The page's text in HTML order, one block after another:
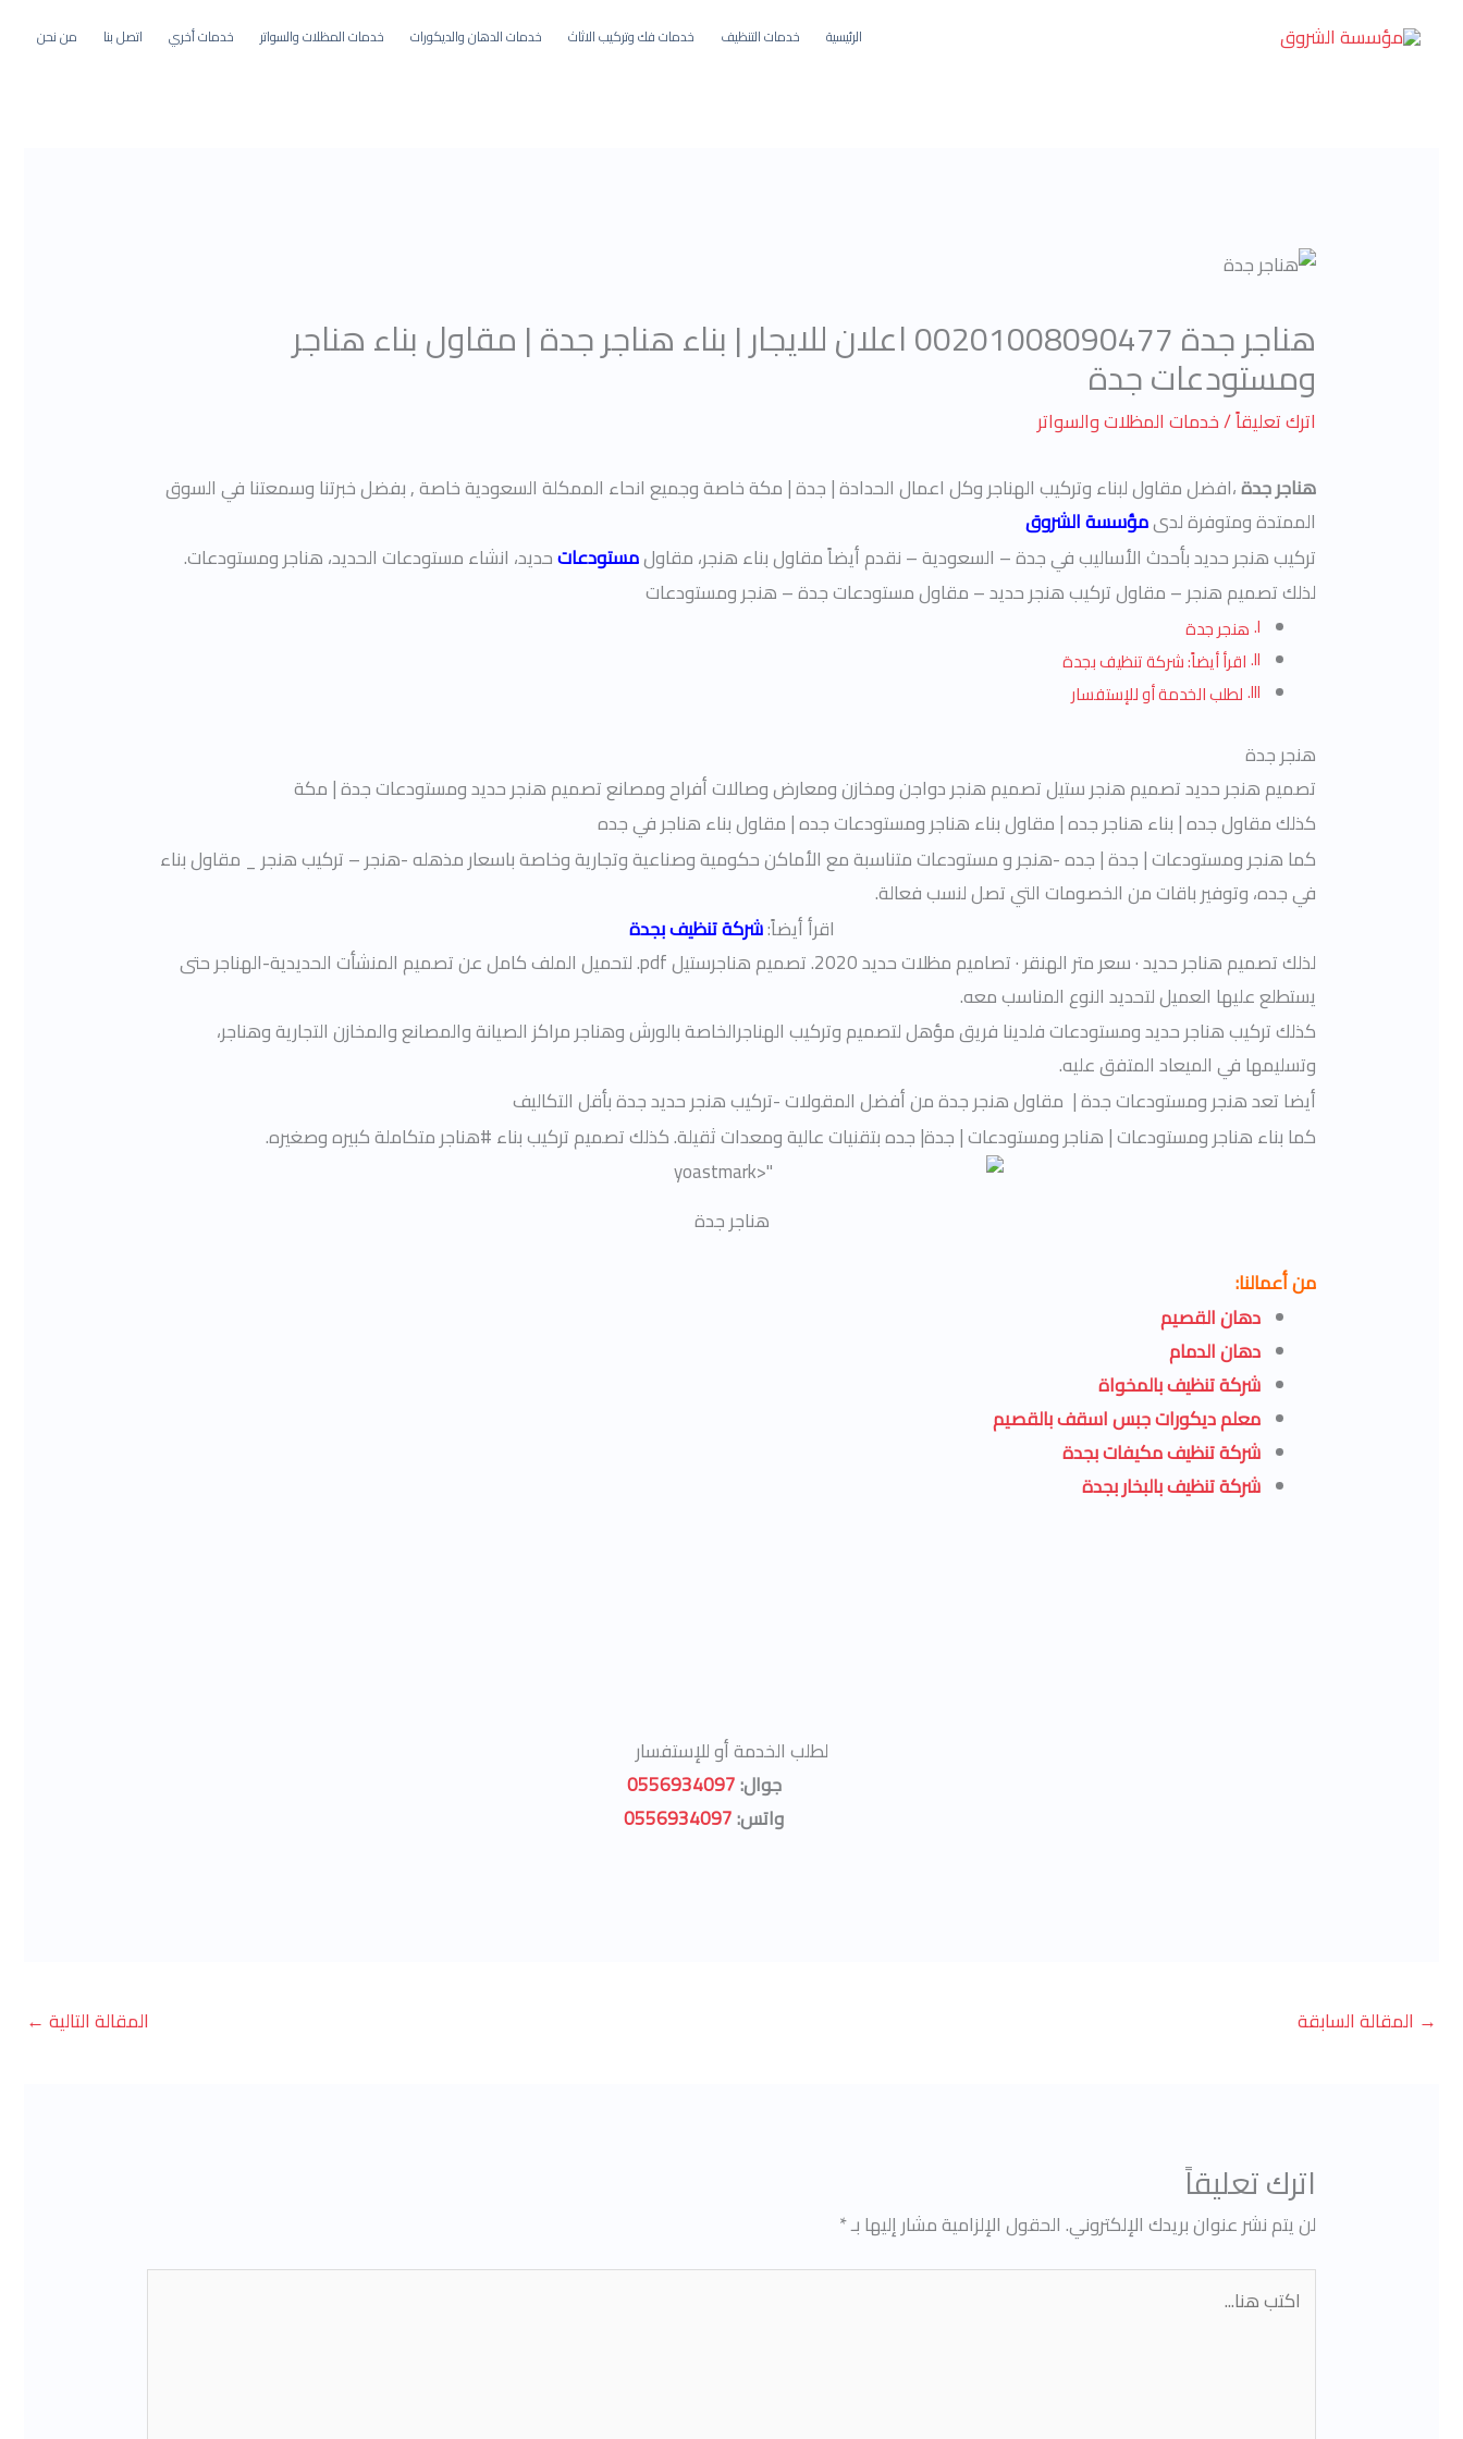
الرئيسية خدمات التنظيف خدمات فك وتركيب الاثاث خدمات الدهان والديكورات خدمات المظلات والسواتر خدمات أخري اتصل بنا من نحن
هناجر جدة 00201008090477 اعلان للايجار | بناء هناجر جدة | مقاول بناء هناجر
ومستودعات جدة
اترك تعليقاً/خدمات المظلات والسواتر
هناجر جدة،افضل مقاول لبناء وتركيب الهناجر وكل اعمال الحدادة | جدة | مكة خاصة وجميع انحاء الممكلة السعودية خاصة , بفضل خبرتنا وسمعتنا في السوق
الممتدة ومتوفرة لدىمؤسسة الشروق
تركيب هنجر حديد بأحدث الأساليب في جدة – السعودية – نقدم أيضاً مقاول بناء هنجر، مقاولمستودعاتحديد، انشاء مستودعات الحديد، هناجر ومستودعات.
لذلك تصميم هنجر – مقاول تركيب هنجر حديد – مقاول مستودعات جدة – هنجر ومستودعات
هنجر جدة
اقرأ أيضاً: شركة تنظيف بجدة
لطلب الخدمة أو للإستفسار
هنجر جدة
تصميم هنجر حديد تصميم هنجر ستيل تصميم هنجر دواجن ومخازن ومعارض وصالات أفراح ومصانع تصميم هنجر حديد ومستودعات جدة | مكة
كذلك مقاول جده | بناء هناجر جده | مقاول بناء هناجر ومستودعات جده | مقاول بناء هناجر في جده
كما هنجر ومستودعات | جدة | جده -هنجر و مستودعات متناسبة مع الأماكن حكومية وصناعية وتجارية وخاصة باسعار مذهله -هنجر – تركيب هنجر _ مقاول بناء
في جده، وتوفير باقات من الخصومات التي تصل لنسب فعالة.
اقرأ أيضاً:شركة تنظيف بجدة
لذلك تصميم هناجر حديد · سعر متر الهنقر · تصاميم مظلات حديد 2020. تصميم هناجرستيل pdf. لتحميل الملف كامل عن تصميم المنشأت الحديدية-الهناجر حتى
يستطلع عليها العميل لتحديد النوع المناسب معه.
كذلك تركيب هناجر حديد ومستودعات فلدينا فريق مؤهل لتصميم وتركيب الهناجرالخاصة بالورش وهناجر مراكز الصيانة والمصانع والمخازن التجارية وهناجر،
وتسليمها في الميعاد المتفق عليه.
أيضا تعد هنجر ومستودعات جدة | مقاول هنجر جدة من أفضل المقولات -تركيب هنجر حديد جدة بأقل التكاليف
كما بناء هناجر ومستودعات | هناجر ومستودعات | جدة| جده بتقنيات عالية ومعدات ثقيلة. كذلك تصميم تركيب بناء #هناجر متكاملة كبيره وصغيره.
هناجر جدة
من أعمالنا:
دهان القصيم
دهان الدمام
شركة تنظيف بالمخواة
معلم ديكورات جبس اسقف بالقصيم
شركة تنظيف مكيفات بجدة
شركة تنظيف بالبخار بجدة
لطلب الخدمة أو للإستفسار
جوال:0556934097
واتس:0556934097
→ المقالة السابقة المقالة التالية ←
اترك تعليقاً
لن يتم نشر عنوان بريدك الإلكتروني.الحقول الإلزامية مشار إليها بـ*
اكتب
هنا...